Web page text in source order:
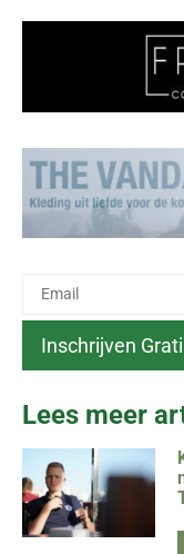
Lees meer